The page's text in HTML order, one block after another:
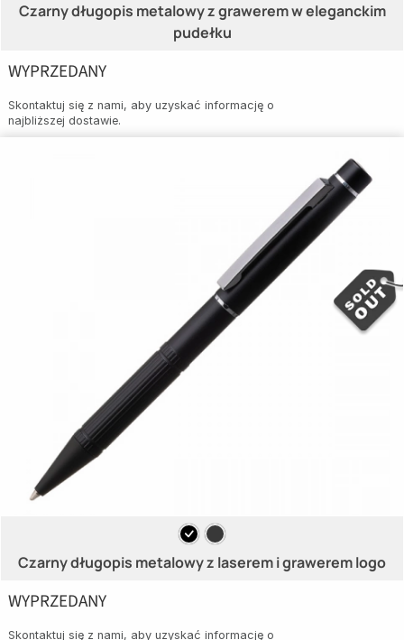
Czarny długopis metalowy z grawerem w eleganckim
pudełku
WYPRZEDANY
Skontaktuj się z nami, aby uzyskać informację o
najbliższej dostawie.
Czarny długopis metalowy z laserem i grawerem logo
WYPRZEDANY
Skontaktuj się z nami, aby uzyskać informację o